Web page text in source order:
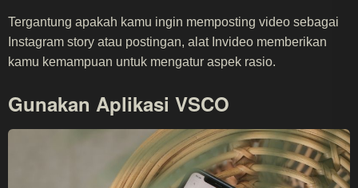
Tergantung apakah kamu ingin memposting video sebagai
Instagram story atau postingan, alat Invideo memberikan
kamu kemampuan untuk mengatur aspek rasio.
Gunakan Aplikasi VSCO